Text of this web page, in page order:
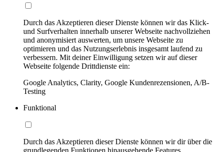
Durch das Akzeptieren dieser Dienste können wir das Klick-
und Surfverhalten innerhalb unserer Webseite nachvollziehen
und anonymisiert auswerten, um unsere Webseite zu
optimieren und das Nutzungserlebnis insgesamt laufend zu
verbessern. Mit deiner Einwilligung setzen wir auf dieser
Webseite folgende Drittdienste ein:
Google Analytics, Clarity, Google Kundenrezensionen, A/B-
Testing
Funktional
Durch das Akzeptieren dieser Dienste können wir dir über die
grundlegenden Funktionen hinausgehende Features